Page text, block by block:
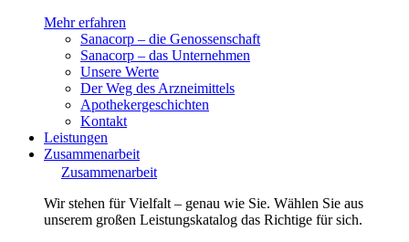
Mehr erfahren
Sanacorp – die Genossenschaft
Sanacorp – das Unternehmen
Unsere Werte
Der Weg des Arzneimittels
Apothekergeschichten
Kontakt
Leistungen
Zusammenarbeit
Zusammenarbeit
Wir stehen für Vielfalt – genau wie Sie. Wählen Sie aus
unserem großen Leistungskatalog das Richtige für sich.